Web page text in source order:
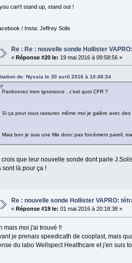
can't stand up, stand out !
/ Insta: Jeffrey Solis
Re : Re : nouvelle sonde Hollister
« Réponse #20 le: 19 mai 2016 à 09:58:56 »
de: Nyssia le 30 avril 2016 à 10:48:34
Pardonnez mon ignorance , c'est quoi CFR ?
Si ça peut vous rassurer, même moi je galère avec des
Mais bon je suis une fille donc pas forcément pareil,
crois que leur nouvelle sonde dont parle
sont là pour ça !
Re : nouvelle sonde Hollister VAPRO:
« Réponse #19 le: 01 mai 2016 à 20:18:38 »
mais moi j'ai trouvé !!
je prenais speedicath de cooplast, mais
du labo Wellspect Healthcare et j'en suis